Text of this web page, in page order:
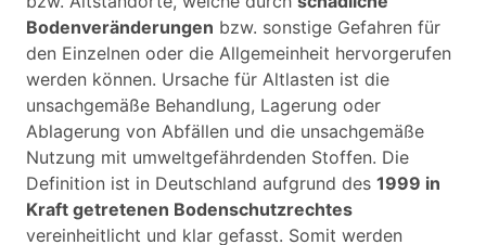
Bodenveränderungen bzw. sonstige Gefahren für
den Einzelnen oder die Allgemeinheit hervorgerufen
werden können. Ursache für Altlasten ist die
unsachgemäße Behandlung, Lagerung oder
Ablagerung von Abfällen und die unsachgemäße
Nutzung mit umweltgefährdenden Stoffen. Die
Definition ist in Deutschland aufgrund des 1999 in
Kraft getretenen Bodenschutzrechtes
vereinheitlicht und klar gefasst. Somit werden